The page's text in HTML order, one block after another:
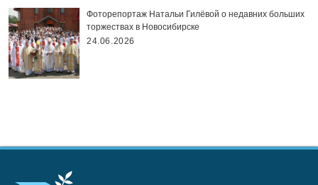
Фоторепортаж Натальи Гилёвой о недавних больших
торжествах в Новосибирске
24.06.2026